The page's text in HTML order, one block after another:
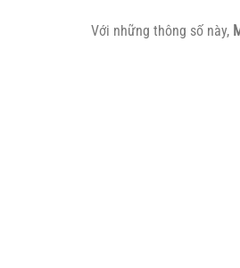
Với những thông số này,